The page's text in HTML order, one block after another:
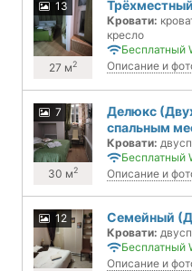
13
27 м2
Кровати:
кресло
Бесплатный
Описание и
7
30 м2
Делюкс
спальным
Кровати:
Бесплатный
Описание и
12 Семейный
Кровати:
Бесплатный
Описание и